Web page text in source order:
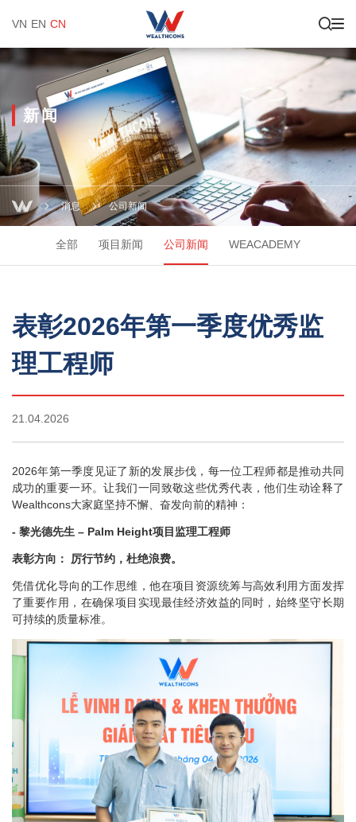
VN EN CN
消息 公司新闻
新闻
全部 项目新闻 公司新闻 WEACADEMY
表彰2026年第一季度优秀监
理工程师
21.04.2026
2026年第一季度见证了新的发展步伐，每一位工程师都是推动共同
成功的重要一环。让我们一同致敬这些优秀代表，他们生动诠释了
Wealthcons大家庭坚持不懈、奋发向前的精神：
- 黎光德先生 – Palm Height项目监理工程师
表彰方向： 厉行节约，杜绝浪费。
凭借优化导向的工作思维，他在项目资源统筹与高效利用方面发挥
了重要作用，在确保项目实现最佳经济效益的同时，始终坚守长期
可持续的质量标准。